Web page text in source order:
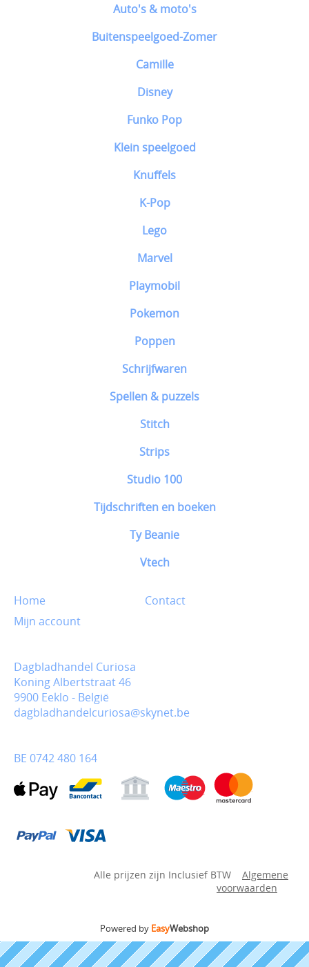
Auto's & moto's
Buitenspeelgoed-Zomer
Camille
Disney
Funko Pop
Klein speelgoed
Knuffels
K-Pop
Lego
Marvel
Playmobil
Pokemon
Poppen
Schrijfwaren
Spellen & puzzels
Stitch
Strips
Studio 100
Tijdschriften en boeken
Ty Beanie
Vtech
Home
Contact
Mijn account
Dagbladhandel Curiosa
Koning Albertstraat 46
9900 Eeklo - België
dagbladhandelcuriosa@skynet.be
BE 0742 480 164
Alle prijzen zijn Inclusief BTW
Algemene
voorwaarden
Powered by EasyWebshop